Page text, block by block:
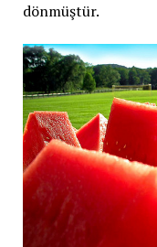
dönmüştür.